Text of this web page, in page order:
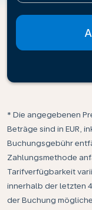
* Die angegebenen
Beträge sind in EUR,
Buchungsgebühr
Zahlungsmethode
Tarifverfügbarkeit
innerhalb der letzten
der Buchung